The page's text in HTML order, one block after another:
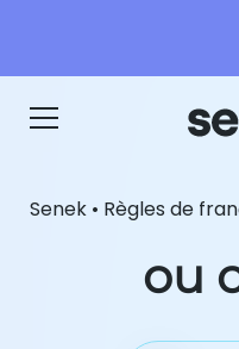
Senek • Règles de
ou